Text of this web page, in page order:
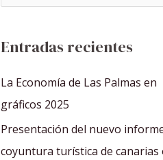
a
r
p
o
Entradas recientes
La Economía de Las Palmas en
gráficos 2025
Presentación del nuevo
coyuntura turística de canarias